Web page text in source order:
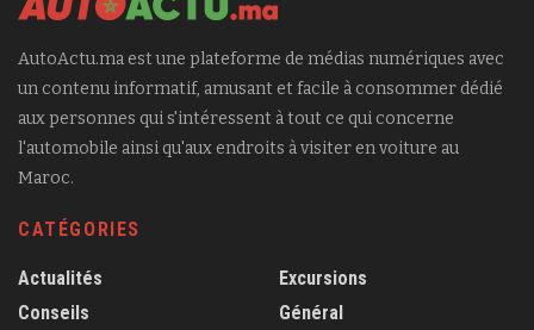
AutoActu.ma est une plateforme de médias numériques avec
un contenu informatif, amusant et facile à consommer dédié
aux personnes qui s'intéressent à tout ce qui concerne
l'automobile ainsi qu'aux endroits à visiter en voiture au
Maroc.
CATÉGORIES
Actualités
Conseils
Excursions
Général